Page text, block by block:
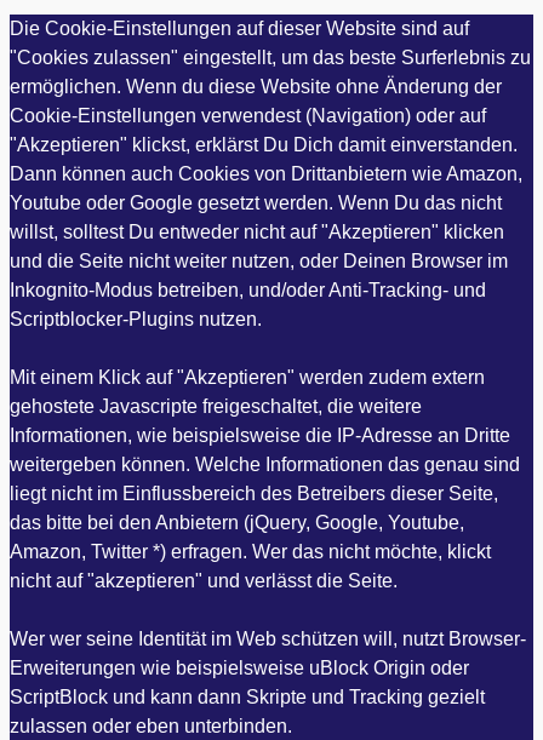
Die Cookie-Einstellungen auf dieser Website sind auf
"Cookies zulassen" eingestellt, um das beste Surferlebnis zu
ermöglichen. Wenn du diese Website ohne Änderung der
Cookie-Einstellungen verwendest (Navigation) oder auf
"Akzeptieren" klickst, erklärst Du Dich damit einverstanden.
Dann können auch Cookies von Drittanbietern wie Amazon,
Youtube oder Google gesetzt werden. Wenn Du das nicht
willst, solltest Du entweder nicht auf "Akzeptieren" klicken
und die Seite nicht weiter nutzen, oder Deinen Browser im
Inkognito-Modus betreiben, und/oder Anti-Tracking- und
Scriptblocker-Plugins nutzen.
Mit einem Klick auf "Akzeptieren" werden zudem extern
gehostete Javascripte freigeschaltet, die weitere
Informationen, wie beispielsweise die IP-Adresse an Dritte
weitergeben können. Welche Informationen das genau sind
liegt nicht im Einflussbereich des Betreibers dieser Seite,
das bitte bei den Anbietern (jQuery, Google, Youtube,
Amazon, Twitter *) erfragen. Wer das nicht möchte, klickt
nicht auf "akzeptieren" und verlässt die Seite.
Wer wer seine Identität im Web schützen will, nutzt Browser-
Erweiterungen wie beispielsweise uBlock Origin oder
ScriptBlock und kann dann Skripte und Tracking gezielt
zulassen oder eben unterbinden.